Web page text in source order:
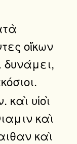
οἴκων
δυνάμει,
καὶ υἱοὶ
καὶ
καὶ